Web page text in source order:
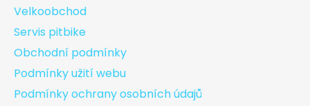
Velkoobchod
Servis pitbike
Obchodní podmínky
Podmínky užití webu
Podmínky ochrany osobních údajů